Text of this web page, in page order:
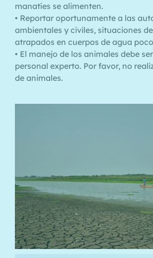
manatíes se alimenten.
• Reportar oportunamente a las
ambientales y civiles, situaciones
atrapados en cuerpos de agua
• El manejo de los animales debe
personal experto. Por favor, no
de animales.